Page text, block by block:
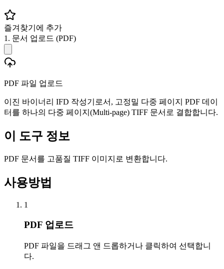
즐겨찾기에 추가
1. 문서 업로드 (PDF)
PDF 파일 업로드
이진 바이너리 IFD 작성기로서, 고정밀 다중 페이지 PDF 데이
터를 하나의 다중 페이지(Multi-page) TIFF 문서로 결합합니다.
이 도구 정보
PDF 문서를 고품질 TIFF 이미지로 변환합니다.
사용방법
1
PDF 업로드
PDF 파일을 드래그 앤 드롭하거나 클릭하여 선택합니
다.